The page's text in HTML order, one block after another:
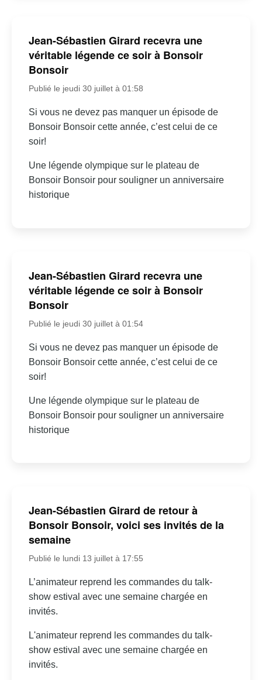
Jean-Sébastien Girard recevra une
véritable légende ce soir à Bonsoir
Bonsoir
Publié le jeudi 30 juillet à 01:58
Si vous ne devez pas manquer un épisode de
Bonsoir Bonsoir cette année, c’est celui de ce
soir!
Une légende olympique sur le plateau de
Bonsoir Bonsoir pour souligner un anniversaire
historique
Jean-Sébastien Girard recevra une
véritable légende ce soir à Bonsoir
Bonsoir
Publié le jeudi 30 juillet à 01:54
Si vous ne devez pas manquer un épisode de
Bonsoir Bonsoir cette année, c’est celui de ce
soir!
Une légende olympique sur le plateau de
Bonsoir Bonsoir pour souligner un anniversaire
historique
Jean-Sébastien Girard de retour à
Bonsoir Bonsoir, voici ses invités de la
semaine
Publié le lundi 13 juillet à 17:55
L’animateur reprend les commandes du talk-
show estival avec une semaine chargée en
invités.
L'animateur reprend les commandes du talk-
show estival avec une semaine chargée en
invités.